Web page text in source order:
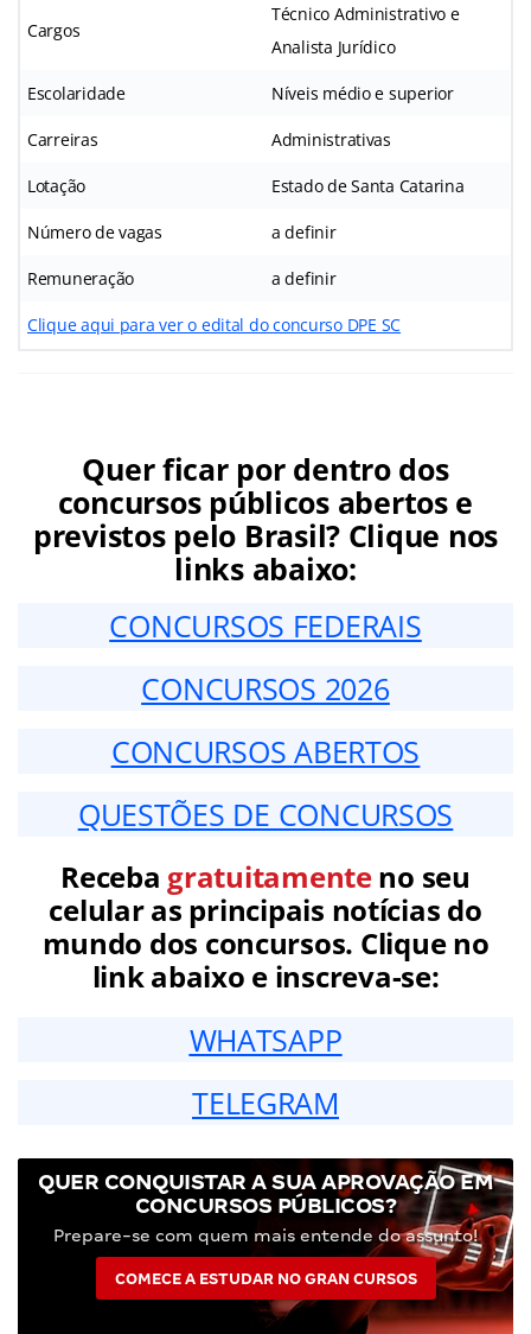
Cargos
Técnico Administrativo e
Analista Jurídico
Escolaridade Níveis médio e superior
Carreiras Administrativas
Lotação Estado de Santa Catarina
Número de vagas a definir
Remuneração a definir
Clique aqui para ver o edital do concurso DPE SC
Quer ficar por dentro dos
concursos públicos abertos e
previstos pelo Brasil? Clique nos
links abaixo:
CONCURSOS FEDERAIS
CONCURSOS 2026
CONCURSOS ABERTOS
QUESTÕES DE CONCURSOS
Receba gratuitamenteno seu
celular as principais notícias do
mundo dos concursos. Clique no
link abaixo e inscreva-se:
WHATSAPP
TELEGRAM
QUER CONQUISTAR A SUA APROVAÇÃO EM
CONCURSOS PÚBLICOS?
Prepare-se com quem mais entende do assunto!
COMECE A ESTUDAR NO GRAN CURSOS